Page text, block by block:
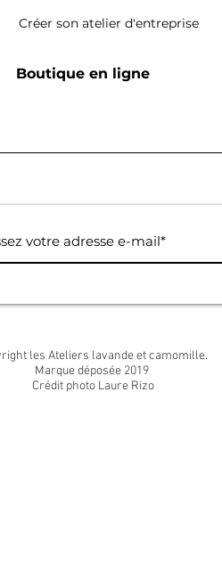
Créer son atelier d'entreprise
Boutique en ligne
les Ateliers lavande et camomille.
Marque déposée 2019
Crédit photo Laure Rizo